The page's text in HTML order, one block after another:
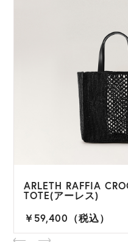
ARLETH RAFFIA
TOTE(アーレス)
￥59,400（税込）